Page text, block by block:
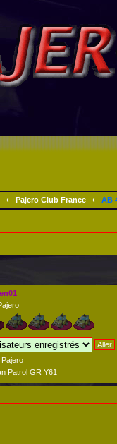
‹ Pajero Club France ‹ AB
Patrol GR Y61